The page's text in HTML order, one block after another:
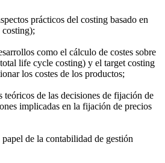
prácticos del costing basado en
como el cálculo de costes sobre
life cycle costing) y el target costing
los costes de los productos;
teóricos de las decisiones de fijación de
implicadas en la fijación de precios
de la contabilidad de gestión